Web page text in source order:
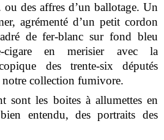
des affres d’un ballotage. Un
agrémenté d’un petit cordon
de fer-blanc sur fond bleu
en merisier avec la
des trente-six députés
notre collection fumivore.
sont les boites à allumettes en
entendu, des portraits des